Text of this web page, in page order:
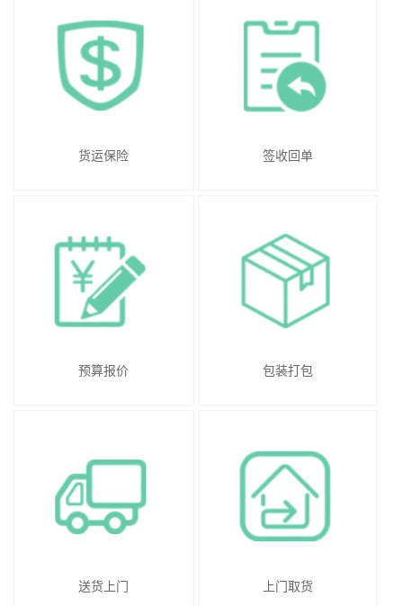
货运保险 签收回单
预算报价 包装打包
送货上门 上门取货